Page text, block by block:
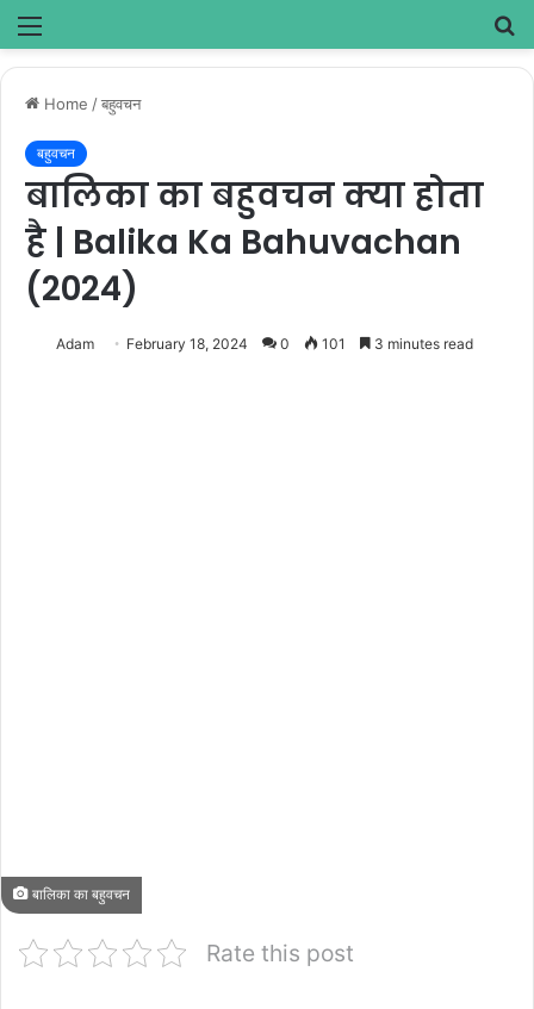
Menu
Home /बहुवचन
बहुवचन
बालिका का बहुवचन क्या होता
है | Balika Ka Bahuvachan
(2024)
Adam February 18, 2024 0 101 3 minutes read
बालिका का बहुवचन
Rate this post